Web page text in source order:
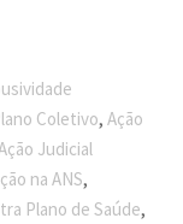
Coletivo,Ação
Judicial
na ANS,
Plano de Saúde,